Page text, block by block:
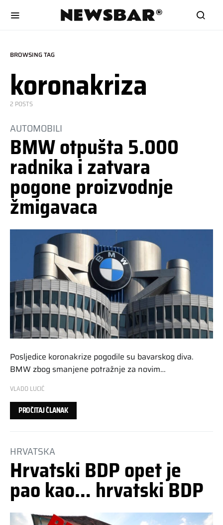
BROWSING TAG
koronakriza
2 POSTS
AUTOMOBILI
BMW otpušta 5.000
radnika i zatvara
pogone proizvodnje
žmigavaca
Posljedice koronakrize pogodile su bavarskog diva.
BMW zbog smanjene potražnje za novim…
VLADO LUCIĆ
PROČITAJ ČLANAK
HRVATSKA
Hrvatski BDP opet je
pao kao… hrvatski BDP